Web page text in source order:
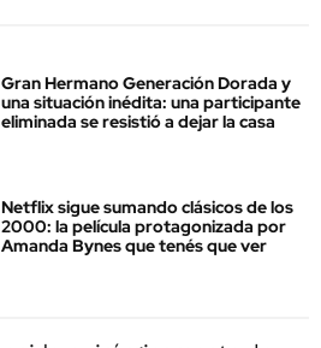
Gran Hermano Generación Dorada y
una situación inédita: una participante
eliminada se resistió a dejar la casa
Netflix sigue sumando clásicos de los
2000: la película protagonizada por
Amanda Bynes que tenés que ver